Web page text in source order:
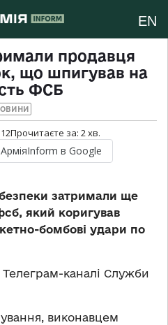
EN
продавця
що шпигував на
ФСБ
Прочитаєте за: 2хв.
АрміяInform в Google
затримали ще
який коригував
бомбові удари по
Телеграм-каналі Служби
виконавцем